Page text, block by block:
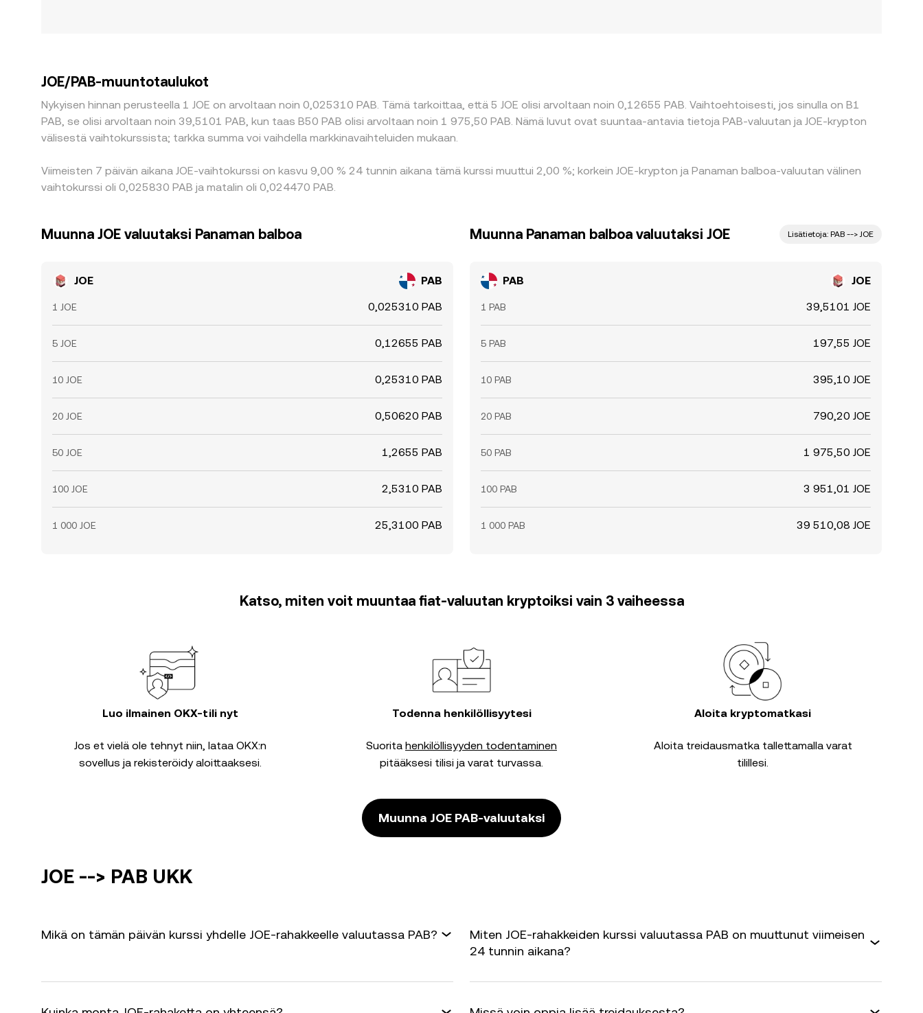
JOE/PAB-muuntotaulukot
Nykyisen hinnan perusteella 1 JOE on arvoltaan noin 0,025310 PAB. Tämä tarkoittaa, että 5 JOE olisi arvoltaan noin 0,12655 PAB. Vaihtoehtoisesti, jos sinulla on B1
PAB, se olisi arvoltaan noin 39,5101 PAB, kun taas B50 PAB olisi arvoltaan noin 1 975,50 PAB. Nämä luvut ovat suuntaa-antavia tietoja PAB-valuutan ja JOE-krypton
välisestä vaihtokurssista; tarkka summa voi vaihdella markkinavaihteluiden mukaan.
Viimeisten 7 päivän aikana JOE-vaihtokurssi on kasvu 9,00 % 24 tunnin aikana tämä kurssi muuttui 2,00 %; korkein JOE-krypton ja Panaman balboa-valuutan välinen
vaihtokurssi oli 0,025830 PAB ja matalin oli 0,024470 PAB.
Muunna JOE valuutaksi Panaman balboa
JOE PAB
1 JOE 0,025310 PAB
5 JOE 0,12655 PAB
10 JOE 0,25310 PAB
20 JOE 0,50620 PAB
50 JOE 1,2655 PAB
100 JOE 2,5310 PAB
1 000 JOE 25,3100 PAB
Muunna Panaman balboa valuutaksi JOE Lisätietoja: PAB --> JOE
PAB JOE
1 PAB 39,5101 JOE
5 PAB 197,55 JOE
10 PAB 395,10 JOE
20 PAB 790,20 JOE
50 PAB 1 975,50 JOE
100 PAB 3 951,01 JOE
1 000 PAB 39 510,08 JOE
Katso, miten voit muuntaa fiat-valuutan kryptoiksi vain 3 vaiheessa
Luo ilmainen OKX-tili nyt
Jos et vielä ole tehnyt niin, lataa OKX:n
sovellus ja rekisteröidy aloittaaksesi.
Todenna henkilöllisyytesi
Suorita henkilöllisyyden todentaminen
pitääksesi tilisi ja varat turvassa.
Aloita kryptomatkasi
Aloita treidausmatka tallettamalla varat
tilillesi.
Muunna JOE PAB-valuutaksi
JOE --> PAB UKK
Mikä on tämän päivän kurssi yhdelle JOE-rahakkeelle valuutassa PAB?
Miten JOE-rahakkeiden kurssi valuutassa PAB on muuttunut viimeisen
24 tunnin aikana?